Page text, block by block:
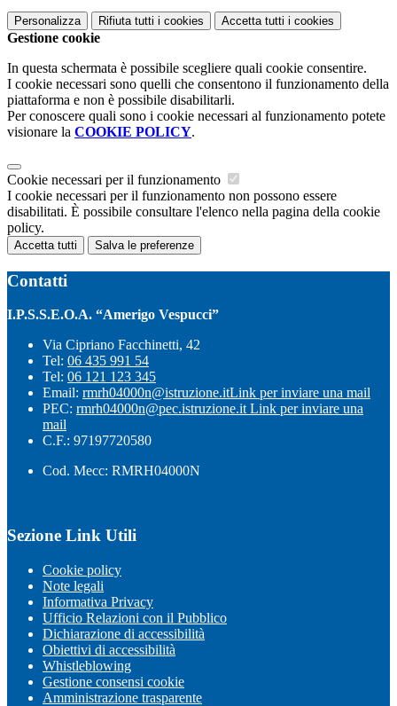
Personalizza Rifiuta tutti i cookies Accetta tutti i cookies
Gestione cookie
In questa schermata è possibile scegliere quali cookie consentire.
I cookie necessari sono quelli che consentono il funzionamento della
piattaforma e non è possibile disabilitarli.
Per conoscere quali sono i cookie necessari al funzionamento potete
visionare la COOKIE POLICY.
Cookie necessari per il funzionamento
I cookie necessari per il funzionamento non possono essere
disabilitati. È possibile consultare l'elenco nella pagina della cookie
policy.
Accetta tutti Salva le preferenze
Contatti
I.P.S.S.E.O.A. “Amerigo Vespucci”
Via Cipriano Facchinetti, 42
Tel: 06 435 991 54
Tel: 06 121 123 345
Email: rmrh04000n@istruzione.itLink per inviare una mail
PEC: rmrh04000n@pec.istruzione.itLink per inviare una
mail
C.F.: 97197720580
Cod. Mecc: RMRH04000N
Sezione Link Utili
Cookie policy
Note legali
Informativa Privacy
Ufficio Relazioni con il Pubblico
Dichiarazione di accessibilità
Obiettivi di accessibilità
Whistleblowing
Gestione consensi cookie
Amministrazione trasparente